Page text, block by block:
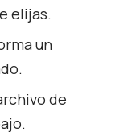
elijas.
un
de